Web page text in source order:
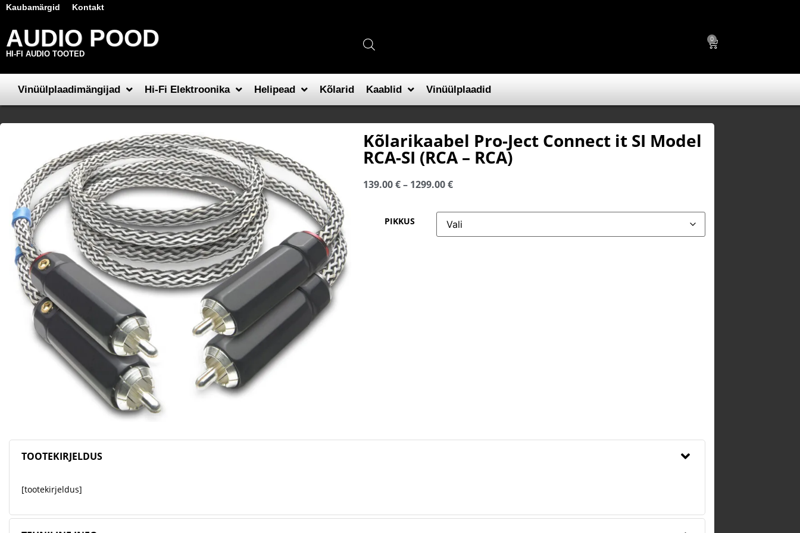
Kaubamärgid Kontakt
AUDIO POOD
HI-FI AUDIO TOOTED
0
Vinüülplaadimängijad Hi-Fi Elektroonika Helipead Kõlarid Kaablid Vinüülplaadid
Kõlarikaabel Pro-Ject Connect it SI Model
RCA-SI (RCA – RCA)
139.00€– 1299.00€
PIKKUS
TOOTEKIRJELDUS
[tootekirjeldus]